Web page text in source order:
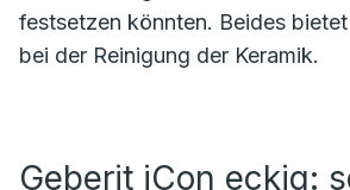
festsetzen könnten. Beides
bei der Reinigung der Keramik.
Geberit iCon eckig: